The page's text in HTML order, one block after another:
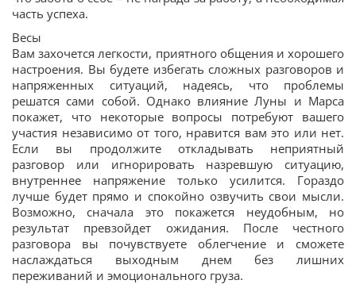
часть успеха.
Весы
Вам захочется легкости, приятного общения и хорошего
настроения. Вы будете избегать сложных разговоров и
напряженных ситуаций, надеясь, что проблемы
решатся сами собой. Однако влияние Луны и Марса
покажет, что некоторые вопросы потребуют вашего
участия независимо от того, нравится вам это или нет.
Если вы продолжите откладывать неприятный
разговор или игнорировать назревшую ситуацию,
внутреннее напряжение только усилится. Гораздо
лучше будет прямо и спокойно озвучить свои мысли.
Возможно, сначала это покажется неудобным, но
результат превзойдет ожидания. После честного
разговора вы почувствуете облегчение и сможете
наслаждаться выходным днем без лишних
переживаний и эмоционального груза.